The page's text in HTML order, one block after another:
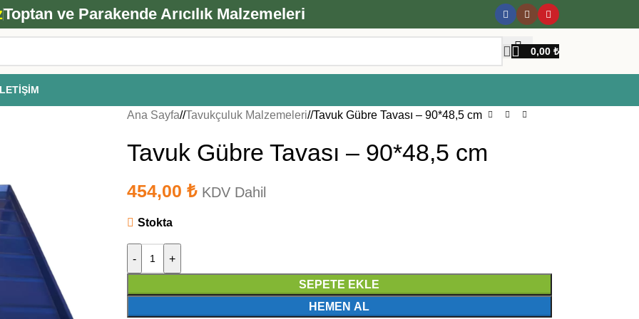
ANA ARI SİPARİŞİ İÇİN TIKLAYIN
Toptan ve Parakende Arıcılık Malzemeleri
0,00 ₺
Ana Sayfa/ Tavukçuluk Malzemeleri/ Tavuk Gübre Tavası – 90*48,5 cm
Tavuk Gübre Tavası – 90*48,5 cm
454,00 ₺ KDV Dahil
Stokta
- +
SEPETE EKLE
HEMEN AL